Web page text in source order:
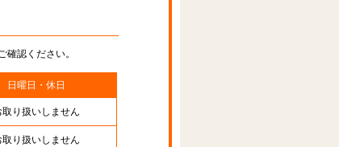
認ください。
日曜日・休日
取り扱いしません
取り扱いしません